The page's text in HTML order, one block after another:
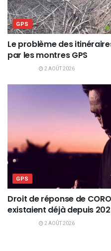
GPS
Le problème des
par les montres GPS
2 AOÛT 2026
GPS
Droit de réponse de
existaient déjà depuis
2 AOÛT 2026